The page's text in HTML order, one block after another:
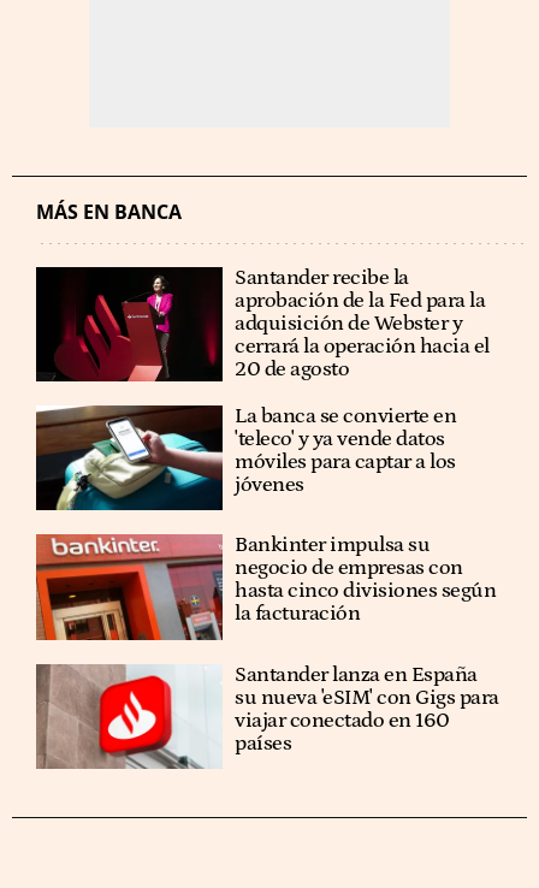
MÁS EN BANCA
Santander recibe la
aprobación de la Fed para la
adquisición de Webster y
cerrará la operación hacia el
20 de agosto
La banca se convierte en
'teleco' y ya vende datos
móviles para captar a los
jóvenes
Bankinter impulsa su
negocio de empresas con
hasta cinco divisiones según
la facturación
Santander lanza en España
su nueva 'eSIM' con Gigs para
viajar conectado en 160
países